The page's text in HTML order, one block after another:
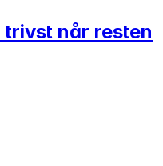
trivst når resten